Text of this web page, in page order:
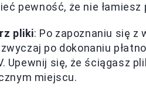
pewność, że nie łamiesz
pliki: Po zapoznaniu się z
po dokonaniu
Upewnij się, że ściągasz
miejscu.